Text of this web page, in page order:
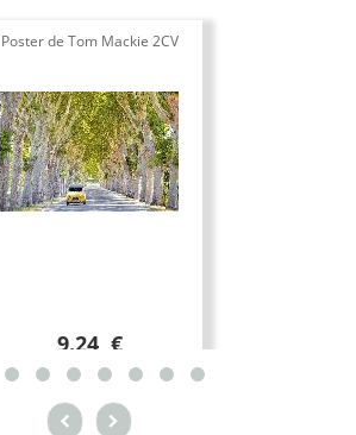
Poster de Tom Mackie 2CV
9.24 €